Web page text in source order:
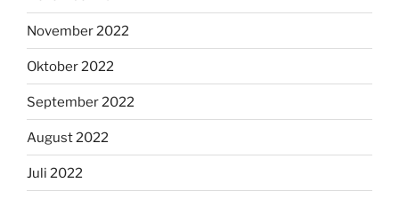
November 2022
Oktober 2022
September 2022
August 2022
Juli 2022